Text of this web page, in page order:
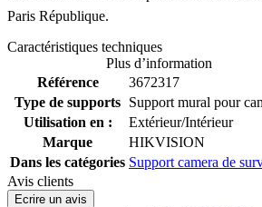
Paris République.
Caractéristiques techniques
Plus d’information
Référence
3672317
Type de supports Support mural pour
Utilisation en :
Extérieur/Intérieur
Marque
HIKVISION
Dans les catégories Support camera de
Avis clients
Ecrire un avis